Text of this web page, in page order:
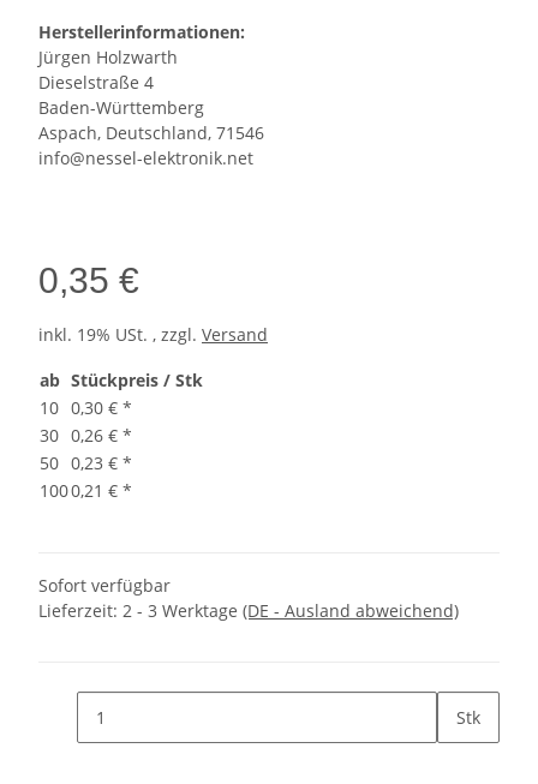
Herstellerinformationen:
Jürgen Holzwarth
Dieselstraße 4
Baden-Württemberg
Aspach, Deutschland, 71546
info@nessel-elektronik.net
0,35 €
inkl. 19% USt. , zzgl. Versand
ab Stückpreis / Stk
10 0,30 € *
30 0,26 € *
50 0,23 € *
1000,21 € *
Sofort verfügbar
Lieferzeit: 2 - 3 Werktage (DE - Ausland abweichend)
Stk